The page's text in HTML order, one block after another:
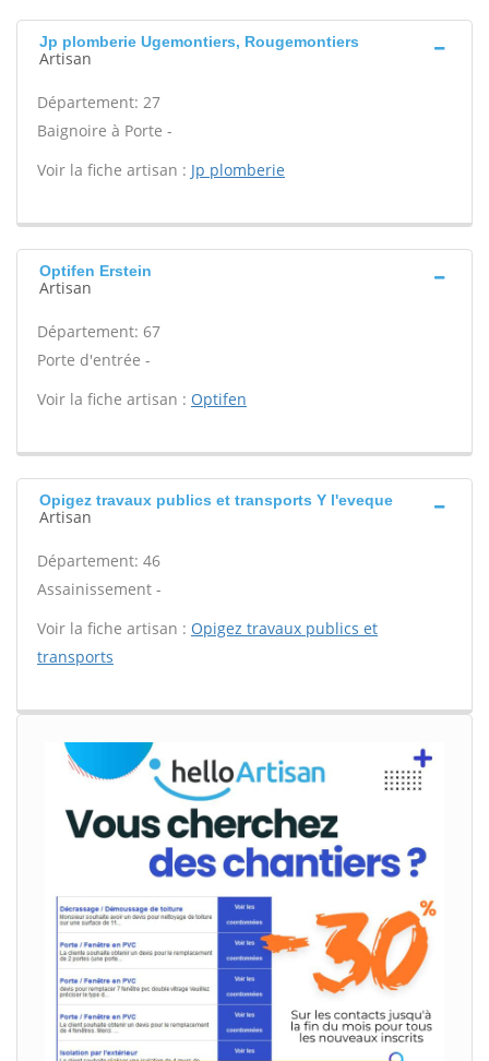
Jp plomberie Ugemontiers, Rougemontiers
Artisan
Département: 27
Baignoire à Porte -
Voir la fiche artisan : Jp plomberie
Optifen Erstein
Artisan
Département: 67
Porte d'entrée -
Voir la fiche artisan : Optifen
Opigez travaux publics et transports Y l'eveque
Artisan
Département: 46
Assainissement -
Voir la fiche artisan : Opigez travaux publics et
transports